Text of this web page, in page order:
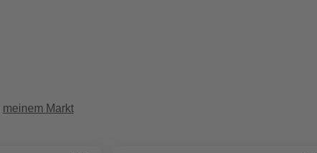
meinem Markt